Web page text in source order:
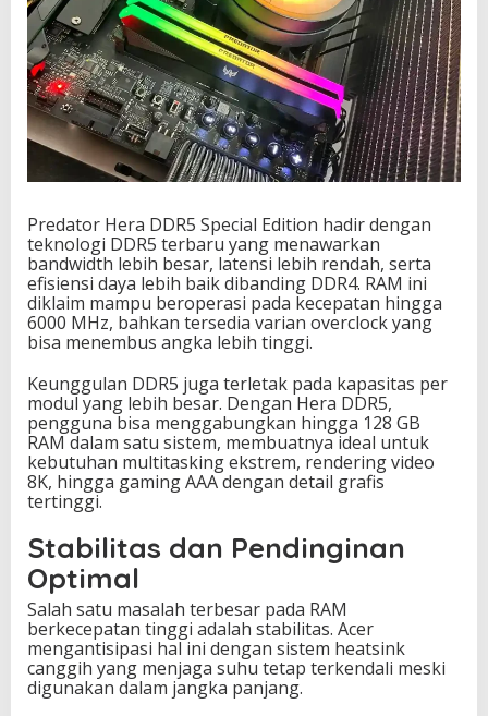
Predator Hera DDR5 Special Edition hadir dengan
teknologi DDR5 terbaru yang menawarkan
bandwidth lebih besar, latensi lebih rendah, serta
efisiensi daya lebih baik dibanding DDR4. RAM ini
diklaim mampu beroperasi pada kecepatan hingga
6000 MHz, bahkan tersedia varian overclock yang
bisa menembus angka lebih tinggi.
Keunggulan DDR5 juga terletak pada kapasitas per
modul yang lebih besar. Dengan Hera DDR5,
pengguna bisa menggabungkan hingga 128 GB
RAM dalam satu sistem, membuatnya ideal untuk
kebutuhan multitasking ekstrem, rendering video
8K, hingga gaming AAA dengan detail grafis
tertinggi.
Stabilitas dan Pendinginan
Optimal
Salah satu masalah terbesar pada RAM
berkecepatan tinggi adalah stabilitas. Acer
mengantisipasi hal ini dengan sistem heatsink
canggih yang menjaga suhu tetap terkendali meski
digunakan dalam jangka panjang.